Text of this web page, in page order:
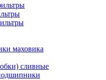
маховика
сливные